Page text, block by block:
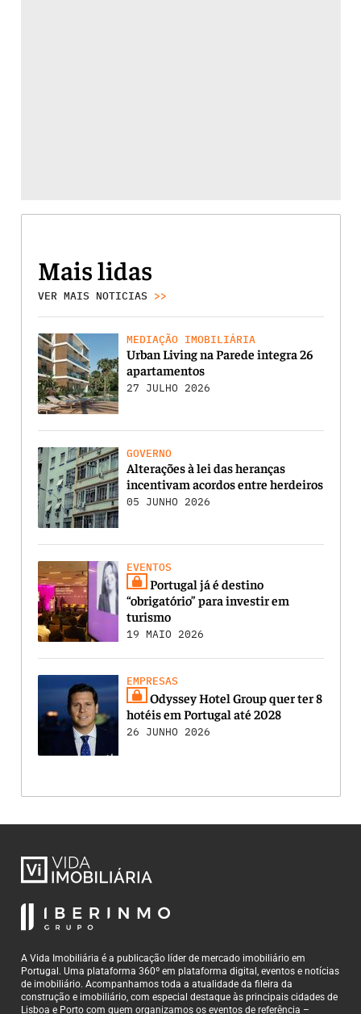
Mais lidas
VER MAIS NOTICIAS >>
MEDIAÇÃO IMOBILIÁRIA
Urban Living na Parede integra 26
apartamentos
27 JULHO 2026
GOVERNO
Alterações à lei das heranças
incentivam acordos entre herdeiros
05 JUNHO 2026
EVENTOS
Portugal já é destino
“obrigatório” para investir em
turismo
19 MAIO 2026
EMPRESAS
Odyssey Hotel Group quer ter 8
hotéis em Portugal até 2028
26 JUNHO 2026
A Vida Imobiliária é a publicação líder de mercado imobiliário em
Portugal. Uma plataforma 360º em plataforma digital, eventos e notícias
de imobiliário. Acompanhamos toda a atualidade da fileira da
construção e imobiliário, com especial destaque às principais cidades de
Lisboa e Porto com quem organizamos os eventos de referência –